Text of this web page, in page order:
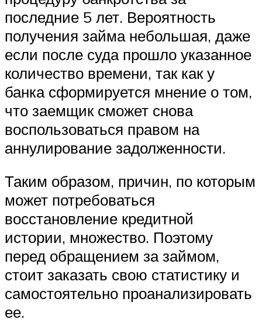
последние 5 лет. Вероятность
получения займа небольшая, даже
если после суда прошло указанное
количество времени, так как у
банка сформируется мнение о том,
что заемщик сможет снова
воспользоваться правом на
аннулирование задолженности.
Таким образом, причин, по которым
может потребоваться
восстановление кредитной
истории, множество. Поэтому
перед обращением за займом,
стоит заказать свою статистику и
самостоятельно проанализировать
ее.